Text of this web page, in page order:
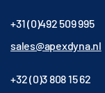
+31 (0)492 509 995
sales@apexdyna.nl
+32 (0)3 808 15 62